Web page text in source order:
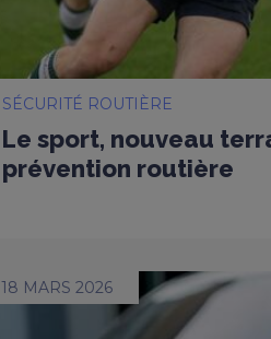
SÉCURITÉ ROUTIÈRE
Le sport, nouveau
prévention routière
18 MARS 2026